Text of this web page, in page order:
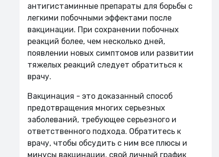
антигистаминные препараты для борьбы с
легкими побочными эффектами после
вакцинации. При сохранении побочных
реакций более, чем несколько дней,
появлении новых симптомов или развитии
тяжелых реакций следует обратиться к
врачу.
Вакцинация - это доказанный способ
предотвращения многих серьезных
заболеваний, требующее серьезного и
ответственного подхода. Обратитесь к
врачу, чтобы обсудить с ним все плюсы и
минусы вакцинации, свой личный график